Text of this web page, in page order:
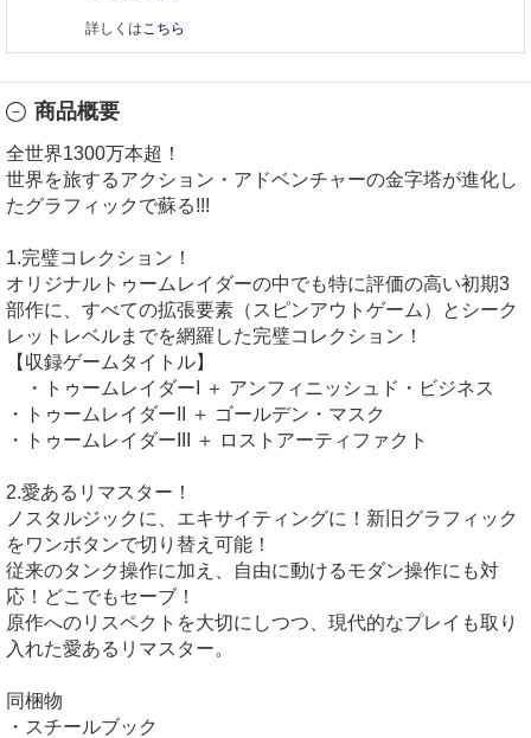
詳しくはこちら
商品概要
全世界1300万本超！
世界を旅するアクション・アドベンチャーの金字塔が進化し
たグラフィックで蘇る!!!
1.完璧コレクション！
オリジナルトゥームレイダーの中でも特に評価の高い初期3
部作に、すべての拡張要素（スピンアウトゲーム）とシーク
レットレベルまでを網羅した完璧コレクション！
【収録ゲームタイトル】
・トゥームレイダーI ＋ アンフィニッシュド・ビジネス
・トゥームレイダーII ＋ ゴールデン・マスク
・トゥームレイダーIII ＋ ロストアーティファクト
2.愛あるリマスター！
ノスタルジックに、エキサイティングに！新旧グラフィック
をワンボタンで切り替え可能！
従来のタンク操作に加え、自由に動けるモダン操作にも対
応！どこでもセーブ！
原作へのリスペクトを大切にしつつ、現代的なプレイも取り
入れた愛あるリマスター。
同梱物
・スチールブック